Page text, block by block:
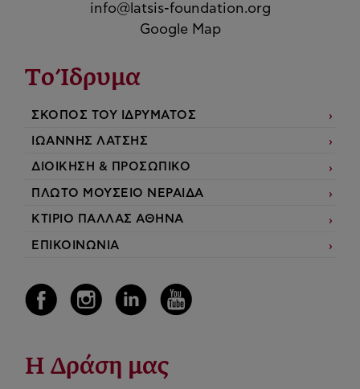
info@latsis-foundation.org
Google Map
Το Ίδρυμα
ΣΚΟΠΟΣ ΤΟΥ ΙΔΡΥΜΑΤΟΣ
ΙΩΑΝΝΗΣ ΛΑΤΣΗΣ
ΔΙΟΙΚΗΣΗ & ΠΡΟΣΩΠΙΚΟ
ΠΛΩΤΟ ΜΟΥΣΕΙΟ ΝΕΡΑΙΔΑ
ΚΤΙΡΙΟ ΠΑΛΛΑΣ ΑΘΗΝΑ
ΕΠΙΚΟΙΝΩΝΙΑ
Η Δράση μας